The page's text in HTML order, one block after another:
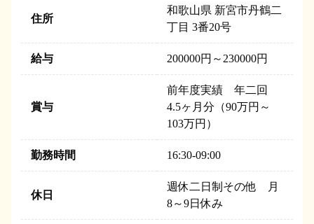
住所
和歌山県 新宮市丹鶴二
丁目 3番20号
給与 200000円～230000円
賞与
前年度実績 年二回
4.5ヶ月分（90万円～
103万円）
勤務時間 16:30-09:00
休日
週休二日制その他 月
8～9日休み